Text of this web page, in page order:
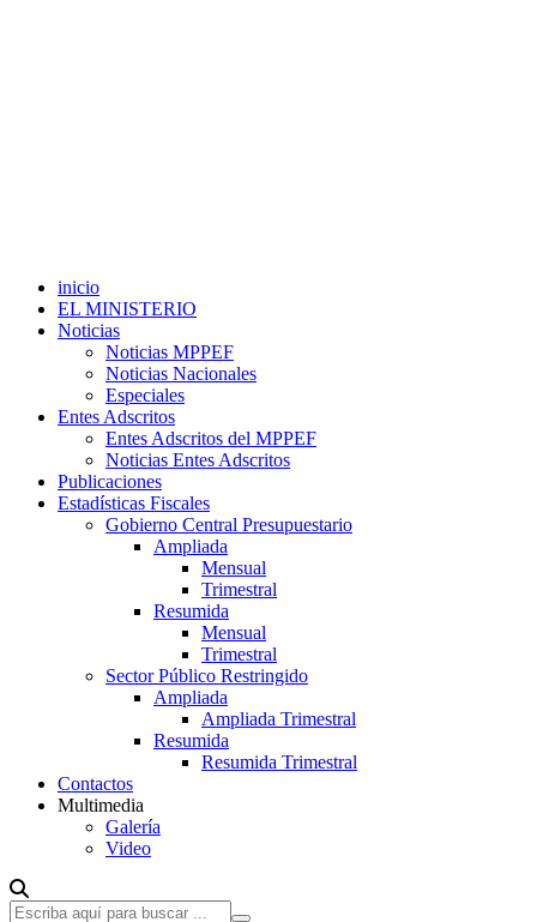
inicio
EL MINISTERIO
Noticias
Noticias MPPEF
Noticias Nacionales
Especiales
Entes Adscritos
Entes Adscritos del MPPEF
Noticias Entes Adscritos
Publicaciones
Estadísticas Fiscales
Gobierno Central Presupuestario
Ampliada
Mensual
Trimestral
Resumida
Mensual
Trimestral
Sector Público Restringido
Ampliada
Ampliada Trimestral
Resumida
Resumida Trimestral
Contactos
Multimedia
Galería
Video